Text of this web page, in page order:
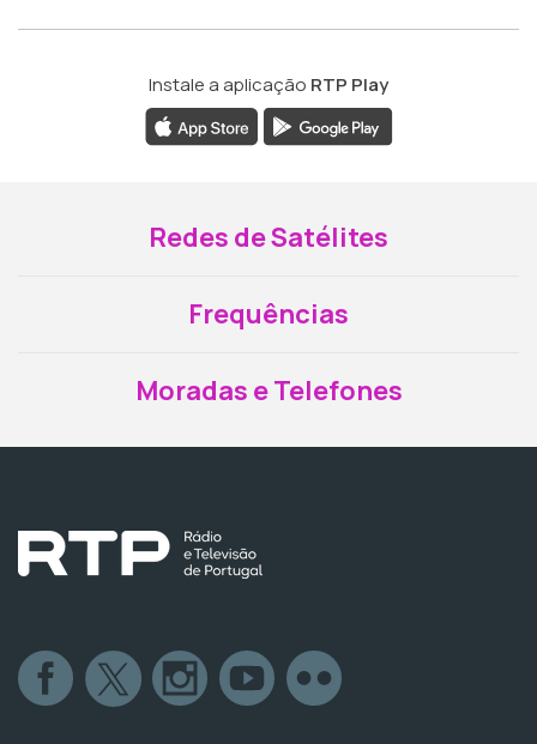
Instale a aplicação RTP Play
Redes de Satélites
Frequências
Moradas e Telefones